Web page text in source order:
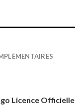
Licence Officielle